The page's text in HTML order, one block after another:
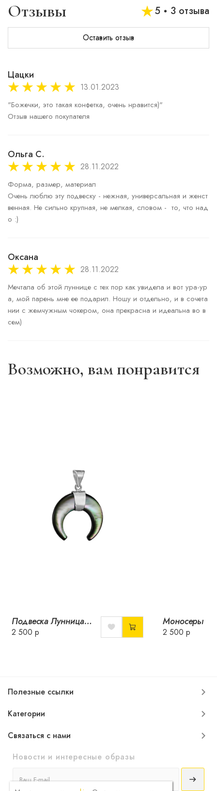
Отзывы 5 3 отзыва
Оставить отзыв
Цацки
13.01.2023
"Божечки, это такая конфетка, очень нравится)"
Отзыв нашего покупателя
Ольга С.
28.11.2022
Форма, размер, материал
Очень люблю эту подвеску - нежная, универсальная и женст
венная. Не сильно крупная, не мелкая, словом -  то, что над
о :)
Оксана
28.11.2022
Мечтала об этой луннице с тех пор как увидела и вот ура-ур
а, мой парень мне ее подарил. Ношу и отдельно, и в сочета
нии с жемчужным чокером, она прекрасна и идеальна во в
сем)
Возможно, вам понравится
Подвеска Лунница с темным перламутром
2 500 р 2 500 р
Полезные ссылки
Категории
Связаться с нами
Новости и интересные образы